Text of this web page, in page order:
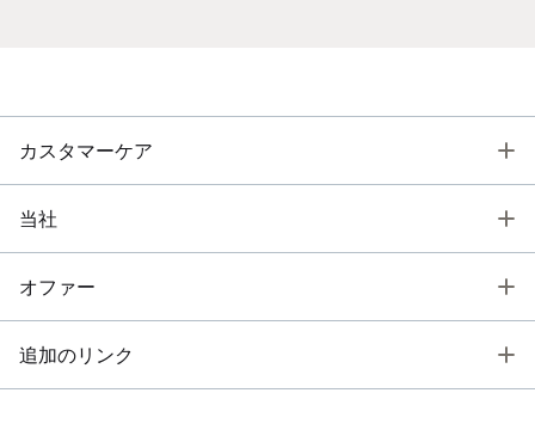
カスタマーケア
当社
オファー
追加のリンク